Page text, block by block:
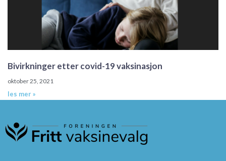
Bivirkninger etter covid-19 vaksinasjon
oktober 25, 2021
les mer »